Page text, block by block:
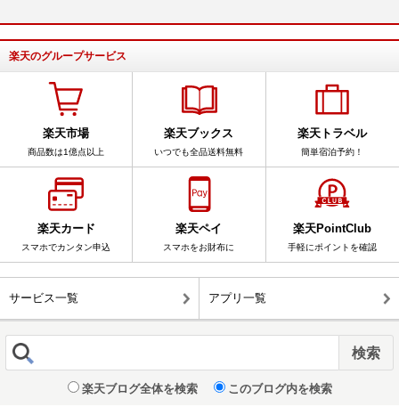
楽天のグループサービス
楽天市場
商品数は1億点以上
楽天ブックス
いつでも全品送料無料
楽天トラベル
簡単宿泊予約！
楽天カード
スマホでカンタン申込
楽天ペイ
スマホをお財布に
楽天PointClub
手軽にポイントを確認
サービス一覧 アプリ一覧
楽天ブログ全体を検索 このブログ内を検索